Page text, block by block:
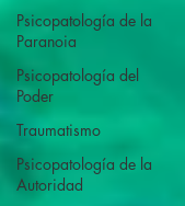
Psicopatología de la
Paranoia
Psicopatología del
Poder
Traumatismo
Psicopatología de la
Autoridad